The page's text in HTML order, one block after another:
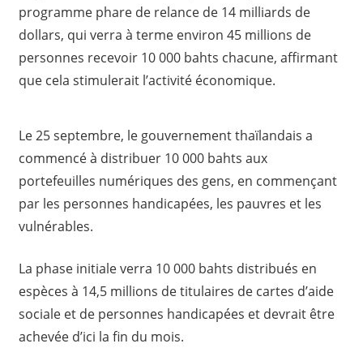
programme phare de relance de 14 milliards de
dollars, qui verra à terme environ 45 millions de
personnes recevoir 10 000 bahts chacune, affirmant
que cela stimulerait l’activité économique.
Le 25 septembre, le gouvernement thaïlandais a
commencé à distribuer 10 000 bahts aux
portefeuilles numériques des gens, en commençant
par les personnes handicapées, les pauvres et les
vulnérables.
La phase initiale verra 10 000 bahts distribués en
espèces à 14,5 millions de titulaires de cartes d’aide
sociale et de personnes handicapées et devrait être
achevée d’ici la fin du mois.